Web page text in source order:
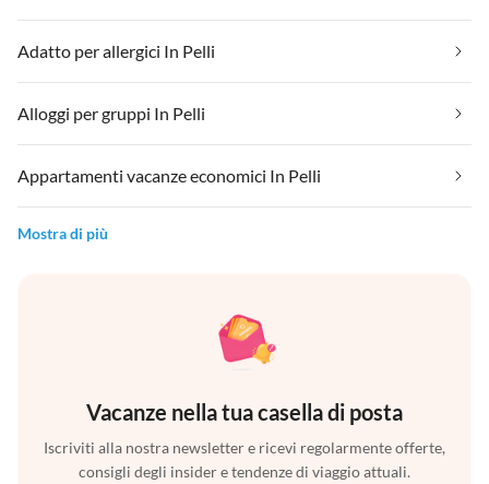
Adatto per allergici In Pelli
Alloggi per gruppi In Pelli
Appartamenti vacanze economici In Pelli
Mostra di più
Vacanze nella tua casella di posta
Iscriviti alla nostra newsletter e ricevi regolarmente offerte,
consigli degli insider e tendenze di viaggio attuali.